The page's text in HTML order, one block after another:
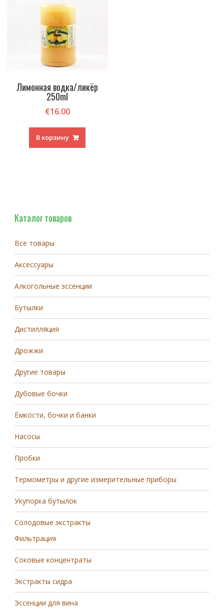
Лимонная водка/ликёр
250ml
€16.00
В корзину
Каталог товаров
Все товары
Аксессуары
Алкогольные эссенции
Бутылки
Дистилляция
Дрожжи
Другие товары
Дубовые бочки
Ёмкости, бочки и банки
Насосы
Пробки
Термометры и другие измерительные приборы
Укупорка бутылок
Солодовые экстракты
Фильтрация
Соковые концентраты
Экстракты сидра
Эссенции для вина